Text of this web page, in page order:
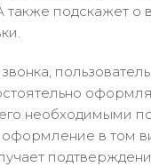
также подскажет о
необходимыми
оформление в том